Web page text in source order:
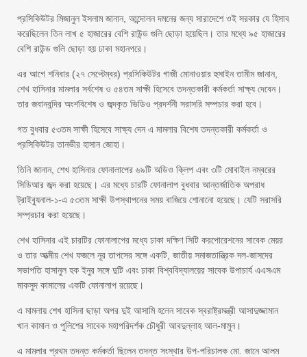
প্রসিকিউটর মিজানুল ইসলাম জানান, আন্দোলন দমনের জন্য সারাদেশে ওই সরকার যে হিসাব
করেছিলেন তিন লাখ ৫ হাজারের বেশি রাউন্ড গুলি ছোড়া হয়েছিল। তার মধ্যে ৯৫ হাজারের
বেশি রাউন্ড গুলি ছোড়া হয় ঢাকা মহানগরে।
এর আগে শনিবার (২৭ সেপ্টেম্বর) প্রসিকিউটর গাজী মোনাওয়ার হুসাইন তামীম জানান,
শেখ হাসিনার মামলার সর্বশেষ ও ৫৪তম সাক্ষী হিসেবে তদন্তকারী কর্মকর্তা সাক্ষ্য দেবেন।
তার জবানবন্দির অংশবিশেষ ও জব্দকৃত ভিডিও প্রদর্শনী সরাসরি সম্পচার করা হবে।
গত বুধবার ৫৩তম সাক্ষী হিসেবে সাক্ষ্য দেন এ মামলার বিশেষ তদন্তকারী কর্মকর্তা ও
প্রসিকিউটর তানভীর হাসান জোহা।
তিনি জানান, শেখ হাসিনার ফোনালাপের ৬৯টি অডিও ক্লিপ এবং ৩টি মোবাইল নম্বরের
সিডিআর জব্দ করা হয়েছে। এর মধ্যে চারটি ফোনালাপ বুধবার আন্তর্জাতিক অপরাধ
ট্রাইব্যুনাল-১-এ ৫৩তম সাক্ষী উপস্থাপনের সময় বাজিয়ে শোনানো হয়েছে। যেটি সরাসরি
সম্প্রচার করা হয়েছে।
শেখ হাসিনার এই চারটির ফোনালাপের মধ্যে ঢাকা দক্ষিণ সিটি করপোরেশনের সাবেক মেয়র
ও তার আত্মীয় শেখ ফজলে নূর তাপসের সঙ্গে একটি, জাতীয় সমাজতান্ত্রিক দল-জাসদের
সভাপতি হাসানুল হক ইনুর সঙ্গে দুটি এবং ঢাকা বিশ্ববিদ্যালয়ের সাবেক উপাচার্য এএসএম
মাকসুদ কামালের একটি ফোনালাপ রয়েছে।
এ মামলায় শেখ হাসিনা ছাড়া অপর দুই আসামি হলেন সাবেক স্বরাষ্ট্রমন্ত্রী আসাদুজ্জামান
খান কামাল ও পুলিশের সাবেক মহাপরিদর্শক চৌধুরী আবদুল্লাহ আল-মামুন।
এ মামলার প্রথম তদন্ত কর্মকর্তা ছিলেন তদন্ত সংস্থার উপ-পরিচালক মো. জানে আলম